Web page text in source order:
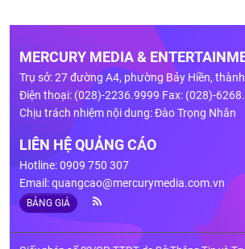
MERCURY MEDIA &
Trụ sở: 27 đường A4, phường Bảy Hiền,
Điện thoại: (028)-2236.9999 Fax: (028)-
Chịu trách nhiệm nội dung: Đào Trọng Nhân
LIÊN HỆ QUẢNG CÁO
Hotline: 0909 750 307
Email:quangcao@mercurymedia.com.vn
BẢNG GIÁ